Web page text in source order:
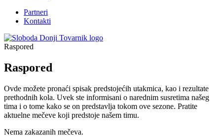
Partneri
Kontakti
Raspored
Raspored
Ovde možete pronaći spisak predstojećih utakmica, kao i rezultate
prethodnih kola. Uvek ste informisani o narednim susretima našeg
tima i o tome kako se on predstavlja tokom ove sezone. Pratite
aktuelne mečeve koji predstoje našem timu.
Nema zakazanih mečeva.